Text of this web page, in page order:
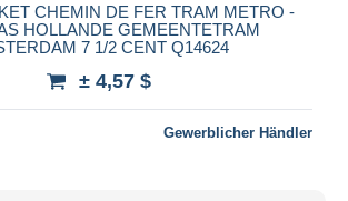
CHEMIN DE FER TRAM METRO -
HOLLANDE GEMEENTETRAM
7 1/2 CENT Q14624
± 4,57 $
Gewerblicher Händler